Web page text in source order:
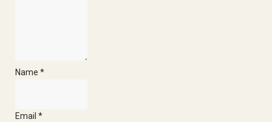
Name *
Email *